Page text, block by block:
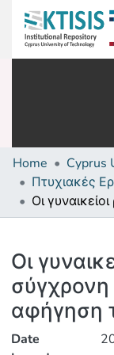
Home
Οι
αφήγηση
Date